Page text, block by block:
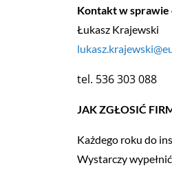
Kontakt w
Łukasz Krajewski
tel. 536 303 088
JAK ZGŁOSIĆ
Każdego roku do
Wystarczy